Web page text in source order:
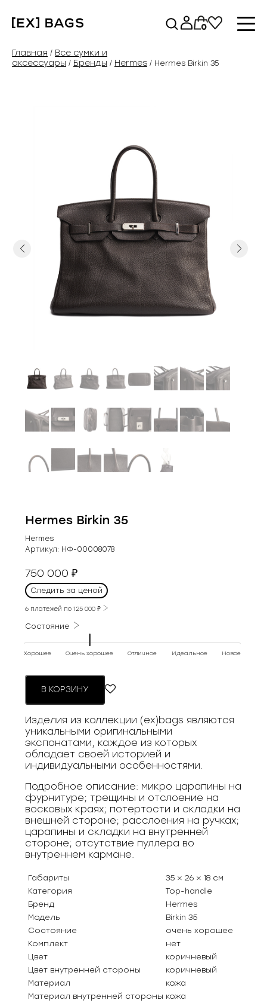
содержимому
0
Главная / Все сумки и
аксессуары / Бренды / Hermes / Hermes Birkin 35
Previous Next
Hermes Birkin 35
Hermes
Артикул: НФ-00008078
750 000₽
Следить за ценой
6 платежей по125 000₽
Состояние
Хорошее Очень хорошее Отличное Идеальное Новое
В КОРЗИНУ
Изделия из коллекции (ex)bags являются
уникальными оригинальными
экспонатами, каждое из которых
обладает своей историей и
индивидуальными особенностями.
Подробное описание: микро царапины на
фурнитуре; трещины и отслоение на
восковых краях; потертости и складки на
внешней стороне; расслоения на ручках;
царапины и складки на внутренней
стороне; отсутствие пуллера во
внутреннем кармане.
Габариты
35 × 26 × 18 см
Категория
Top-handle
Бренд
Hermes
Модель
Birkin 35
Состояние
очень хорошее
Комплект
нет
Цвет
коричневый
Цвет внутренней стороны
коричневый
Материал
кожа
Материал внутренней стороны кожа